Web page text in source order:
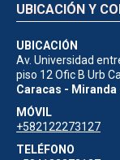
UBICACIÓN Y
UBICACIÓN
Av. Universidad
piso 12 Ofic B Urb
Caracas - Miranda
MÓVIL
+582122273127
TELÉFONO